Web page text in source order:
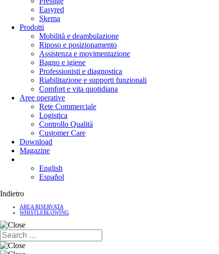
Easyred
Skema
Prodotti
Mobilità e deambulazione
Riposo e posizionamento
Assistenza e movimentazione
Bagno e igiene
Professionisti e diagnostica
Riabilitazione e supporti funzionali
Comfort e vita quotidiana
Aree operative
Rete Commerciale
Logistica
Controllo Qualità
Customer Care
Download
Magazine
English
Español
Indietro
AREA RISERVATA
WHISTLEBLOWING